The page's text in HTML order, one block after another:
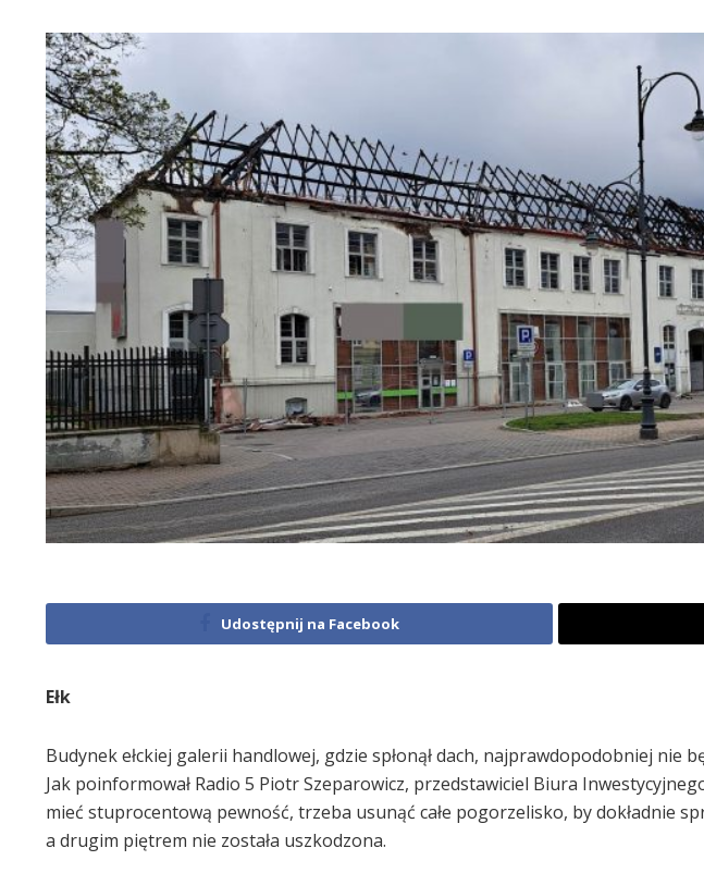
Udostępnij na Facebook
Ełk
Budynek ełckiej galerii handlowej, gdzie spłonął dach, najprawdopodobniej nie
Jak poinformował Radio 5 Piotr Szeparowicz, przedstawiciel Biura
mieć stuprocentową pewność, trzeba usunąć całe pogorzelisko, by dokładnie
a drugim piętrem nie została uszkodzona.